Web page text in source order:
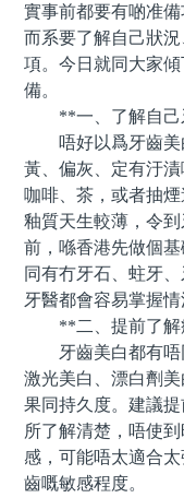
實事前都要有啲准
而系要了解自己狀
項。今日就同大家
備。
**一、了解自己
唔好以爲牙齒美
黃、偏灰、定有汙
咖啡、茶，或者抽
釉質天生較薄，令
前，喺香港先做個
同有冇牙石、蛀牙
牙醫都會容易掌握
**二、提前了解
牙齒美白都有唔
激光美白、漂白劑
果同持久度。建議
所了解清楚，唔使
感，可能唔太適合
齒嘅敏感程度。